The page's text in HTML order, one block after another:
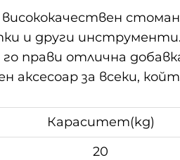
и други
прави отлична
аксесоар за всеки,
Кapacитeт(kg)
20